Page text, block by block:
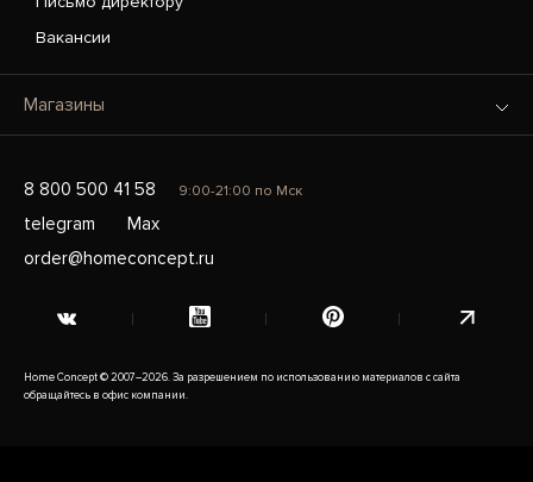
Вакансии
Магазины
8 800 500 41 58 9:00-21:00 по Мск
telegram
Max
order@homeconcept.ru
Home Concept © 2007–2026. За разрешением по использованию материалов с сайта
обращайтесь в офис компании.